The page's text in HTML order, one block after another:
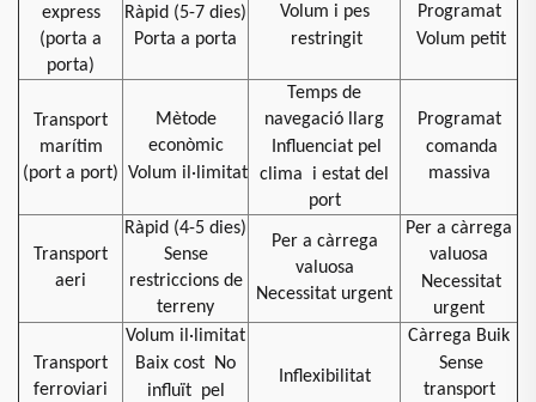
express
(porta a
porta)
Ràpid (5-7 dies)
Porta a porta
Volum i pes
restringit
Programat
Volum petit
Transport
marítim
(port a port)
Mètode
econòmic
Volum il·limitat
Temps de
navegació llarg
Influenciat pel
clima
i estat del
port
Programat
comanda
massiva
Transport
aeri
Ràpid (4-5 dies)
Sense
restriccions de
terreny
Per a càrrega
valuosa
Necessitat urgent
Per a càrrega
valuosa
Necessitat
urgent
Transport
ferroviari
Volum il·limitat
Baix cost
No
influït pel
Inflexibilitat
Càrrega Buik
Sense
transport